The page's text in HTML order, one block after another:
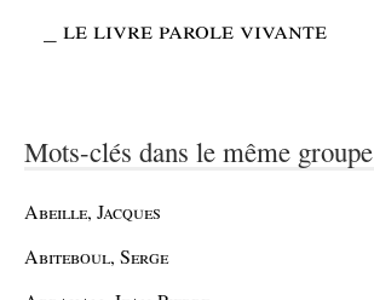
_le livre parole vivante
Mots-clés dans le même groupe
Abeille, Jacques
Abiteboul, Serge